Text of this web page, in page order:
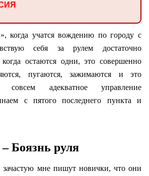
когда учатся вождению по городу с
себя за рулем достаточно
остаются одни, это совершенно
пугаются, зажимаются и это
адекватное управление
с пятого последнего пункта и
– Боязнь руля
зачастую мне пишут новички, что они